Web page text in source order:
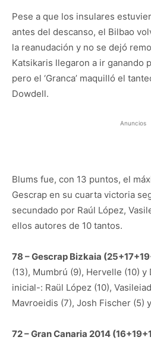
Pese a que los insulares
antes del descanso, el Bilbao
la reanudación y no se dejó
Katsikaris llegaron a ir ganando
pero el ‘Granca’ maquilló el
Dowdell.
Anuncios
Blums fue, con 13 puntos, el
Gescrap en su cuarta victoria
secundado por Raúl López,
ellos autores de 10 tantos.
78 – Gescrap Bizkaia
(13), Mumbrú (9), Hervelle (10) y
inicial-: Raül López (10),
Mavroeidis (7), Josh Fischer (5)
72 – Gran Canaria 2014